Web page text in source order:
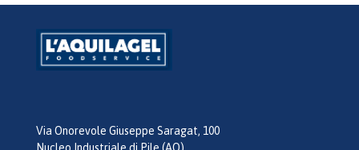
Via Onorevole Giuseppe Saragat, 100
Nucleo Industriale di Pile (AQ)